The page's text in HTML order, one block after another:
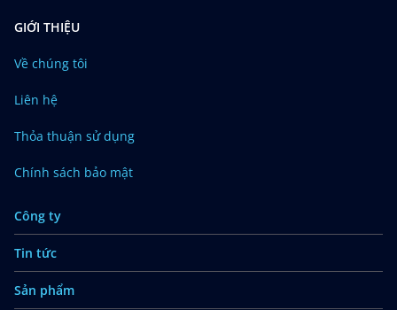
GIỚI THIỆU
Về chúng tôi
Liên hệ
Thỏa thuận sử dụng
Chính sách bảo mật
Công ty
Tin tức
Sản phẩm